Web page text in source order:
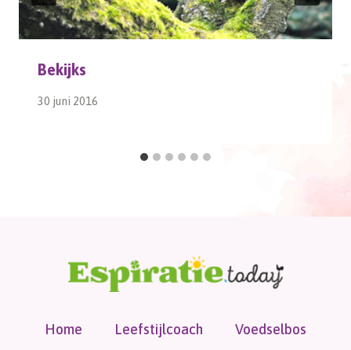
Bekijks
30 juni 2016
Home Leefstijlcoach Voedselbos